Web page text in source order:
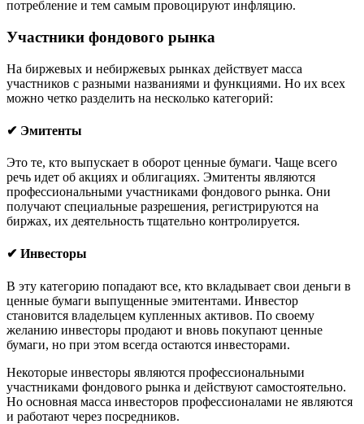
потребление и тем самым провоцируют инфляцию.
Участники фондового рынка
На биржевых и небиржевых рынках действует масса
участников с разными названиями и функциями. Но их всех
можно четко разделить на несколько категорий:
✔ Эмитенты
Это те, кто выпускает в оборот ценные бумаги. Чаще всего
речь идет об акциях и облигациях. Эмитенты являются
профессиональными участниками фондового рынка. Они
получают специальные разрешения, регистрируются на
биржах, их деятельность тщательно контролируется.
✔ Инвесторы
В эту категорию попадают все, кто вкладывает свои деньги в
ценные бумаги выпущенные эмитентами. Инвестор
становится владельцем купленных активов. По своему
желанию инвесторы продают и вновь покупают ценные
бумаги, но при этом всегда остаются инвесторами.
Некоторые инвесторы являются профессиональными
участниками фондового рынка и действуют самостоятельно.
Но основная масса инвесторов профессионалами не являются
и работают через посредников.